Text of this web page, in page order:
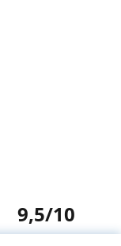
9,5/10